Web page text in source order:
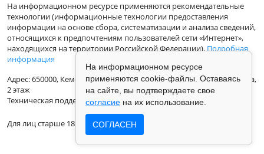
На информационном ресурсе применяются рекомендательные
технологии (информационные технологии предоставления
информации на основе сбора, систематизации и анализа сведений,
относящихся к предпочтениям пользователей сети «Интернет»,
находящихся на территории Российской Федерации).Подробная
информация
Адрес: 650000, Кемеровская Область, г.Кемерово, ул.Кузбасская 33а,
2 этаж
Техническая поддержка: support@vse42.ru
Для лиц старше 18 лет.
На информационном ресурсе
применяются cookie-файлы. Оставаясь
на сайте, вы подтверждаете свое
согласие на их использование.
СОГЛАСЕН